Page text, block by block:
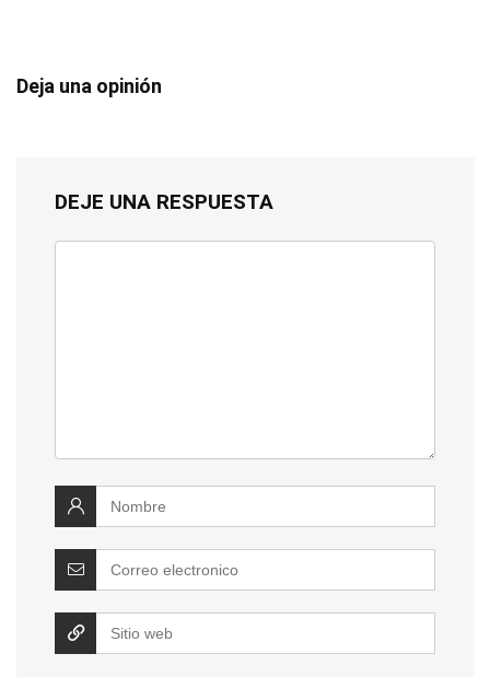
Deja una opinión
DEJE UNA RESPUESTA